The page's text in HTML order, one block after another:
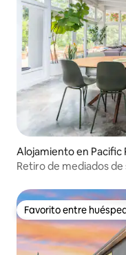
Alojamiento en Pacific
Retiro de mediados de
Favorito entre
Favorito entre